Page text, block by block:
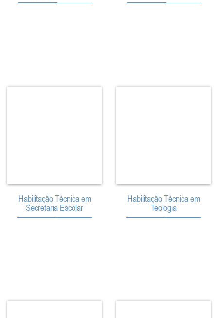
Habilitação Técnica em
Secretaria Escolar
Habilitação Técnica em
Teologia